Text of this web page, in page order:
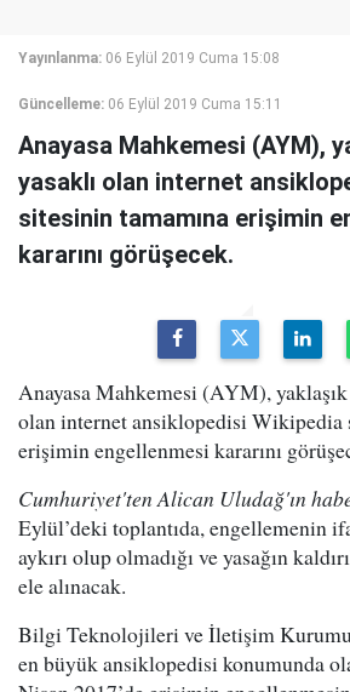
Yayınlanma: 06 Eylül 2019 Cuma 15:08
Güncelleme: 06 Eylül 2019 Cuma 15:11
Anayasa Mahkemesi (AYM),
yasaklı olan internet
sitesinin tamamına erişimin
kararını görüşecek.
Anayasa Mahkemesi (AYM), yaklaşık
olan internet ansiklopedisi Wikipedia
erişimin engellenmesi kararını
Cumhuriyet'ten Alican Uludağ'ın
Eylül’deki toplantıda, engellemenin
aykırı olup olmadığı ve yasağın
ele alınacak.
Bilgi Teknolojileri ve İletişim
en büyük ansiklopedisi konumunda